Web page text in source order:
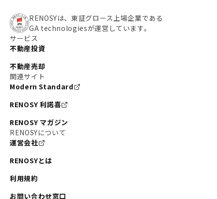
RENOSYは、東証グロース上場企業である
GA technologiesが運営しています。
サービス
不動産投資
不動産売却
関連サイト
Modern Standard
RENOSY 利諾喜
RENOSY マガジン
RENOSYについて
運営会社
RENOSYとは
利用規約
お問い合わせ窓口